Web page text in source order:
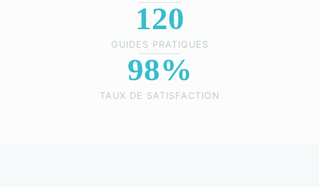
120
GUIDES PRATIQUES
98%
TAUX DE SATISFACTION